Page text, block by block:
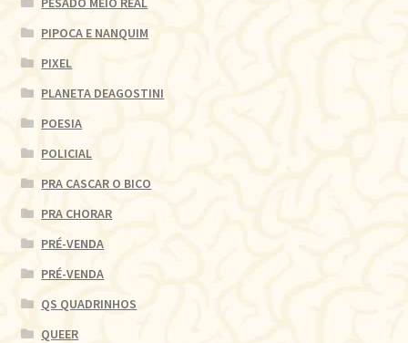
PIPOCA E NANQUIM
PIXEL
PLANETA DEAGOSTINI
POESIA
POLICIAL
PRA CASCAR O BICO
PRA CHORAR
PRÉ-VENDA
PRÉ-VENDA
QS QUADRINHOS
QUEER